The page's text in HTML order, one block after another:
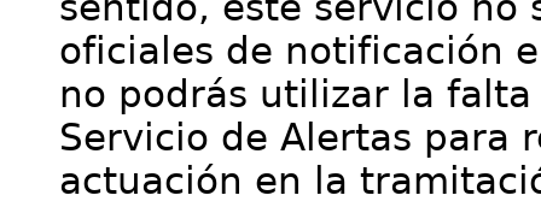
oficiales de notificación
no podrás utilizar la
Servicio de Alertas para
actuación en la